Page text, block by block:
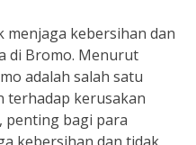
menjaga kebersihan dan
di Bromo. Menurut
adalah salah satu
terhadap kerusakan
penting bagi para